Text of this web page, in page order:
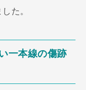
た。
一本線の傷跡